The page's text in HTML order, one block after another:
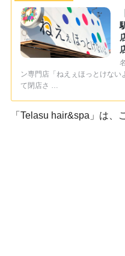
ン専門店「ねえぇほっとけな
て閉店さ …
「Telasu hair&spa」は、